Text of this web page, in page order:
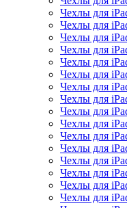
Чехлы для
Чехлы для
Чехлы для
Чехлы для
Чехлы для
Чехлы для
Чехлы для
Чехлы для
Чехлы для
Чехлы для
Чехлы для
Чехлы для
Чехлы для
Чехлы для
Чехлы для
Чехлы для